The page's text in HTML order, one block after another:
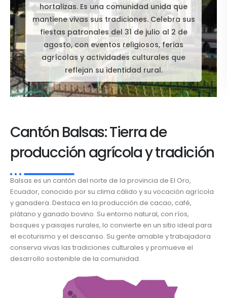
hortalizas. Es una comunidad unida que
mantiene vivas sus tradiciones. Celebra sus
fiestas patronales del 31 de julio al 2 de
agosto, con eventos religiosos, ferias
agrícolas y actividades culturales que
reflejan su identidad rural.
Cantón Balsas: Tierra de
producción agrícola y tradición
Balsas es un cantón del norte de la provincia de El Oro,
Ecuador, conocido por su clima cálido y su vocación agrícola
y ganadera. Destaca en la producción de cacao, café,
plátano y ganado bovino. Su entorno natural, con ríos,
bosques y paisajes rurales, lo convierte en un sitio ideal para
el ecoturismo y el descanso. Su gente amable y trabajadora
conserva vivas las tradiciones culturales y promueve el
desarrollo sostenible de la comunidad.